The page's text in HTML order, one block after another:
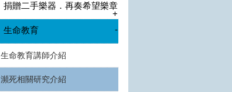
捐贈二手樂器．再奏希望樂章
+
生命教育
-
生命教育講師介紹
瀕死相關研究介紹